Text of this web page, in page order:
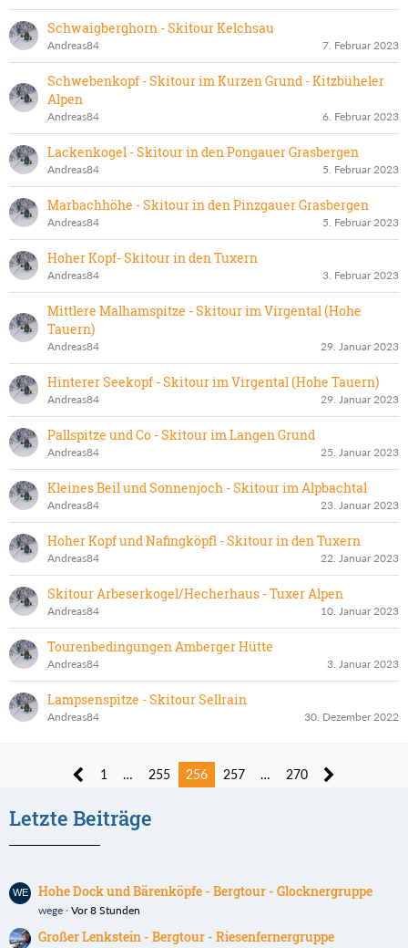
Schwaigberghorn - Skitour Kelchsau
Andreas84 7. Februar 2023
Schwebenkopf - Skitour im Kurzen Grund - Kitzbüheler
Alpen
Andreas84 6. Februar 2023
Lackenkogel - Skitour in den Pongauer Grasbergen
Andreas84 5. Februar 2023
Marbachhöhe - Skitour in den Pinzgauer Grasbergen
Andreas84 5. Februar 2023
Hoher Kopf- Skitour in den Tuxern
Andreas84 3. Februar 2023
Mittlere Malhamspitze - Skitour im Virgental (Hohe
Tauern)
Andreas84 29. Januar 2023
Hinterer Seekopf - Skitour im Virgental (Hohe Tauern)
Andreas84 29. Januar 2023
Pallspitze und Co - Skitour im Langen Grund
Andreas84 25. Januar 2023
Kleines Beil und Sonnenjoch - Skitour im Alpbachtal
Andreas84 23. Januar 2023
Hoher Kopf und Nafingköpfl - Skitour in den Tuxern
Andreas84 22. Januar 2023
Skitour Arbeserkogel/Hecherhaus - Tuxer Alpen
Andreas84 10. Januar 2023
Tourenbedingungen Amberger Hütte
Andreas84 3. Januar 2023
Lampsenspitze - Skitour Sellrain
Andreas84 30. Dezember 2022
1 … 255 256 257 … 270
Letzte Beiträge
Hohe Dock und Bärenköpfe - Bergtour - Glocknergruppe
wege Vor 8 Stunden
Großer Lenkstein - Bergtour - Riesenfernergruppe